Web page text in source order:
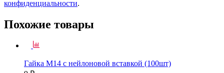
конфиденциальности.
Похожие товары
Гайка М14 с нейлоновой вставкой (100шт)